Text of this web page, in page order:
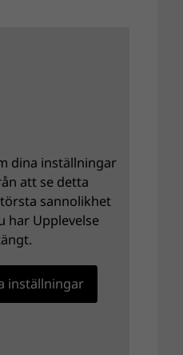
dina inställningar
att se detta
sannolikhet
har Upplevelse
inställningar